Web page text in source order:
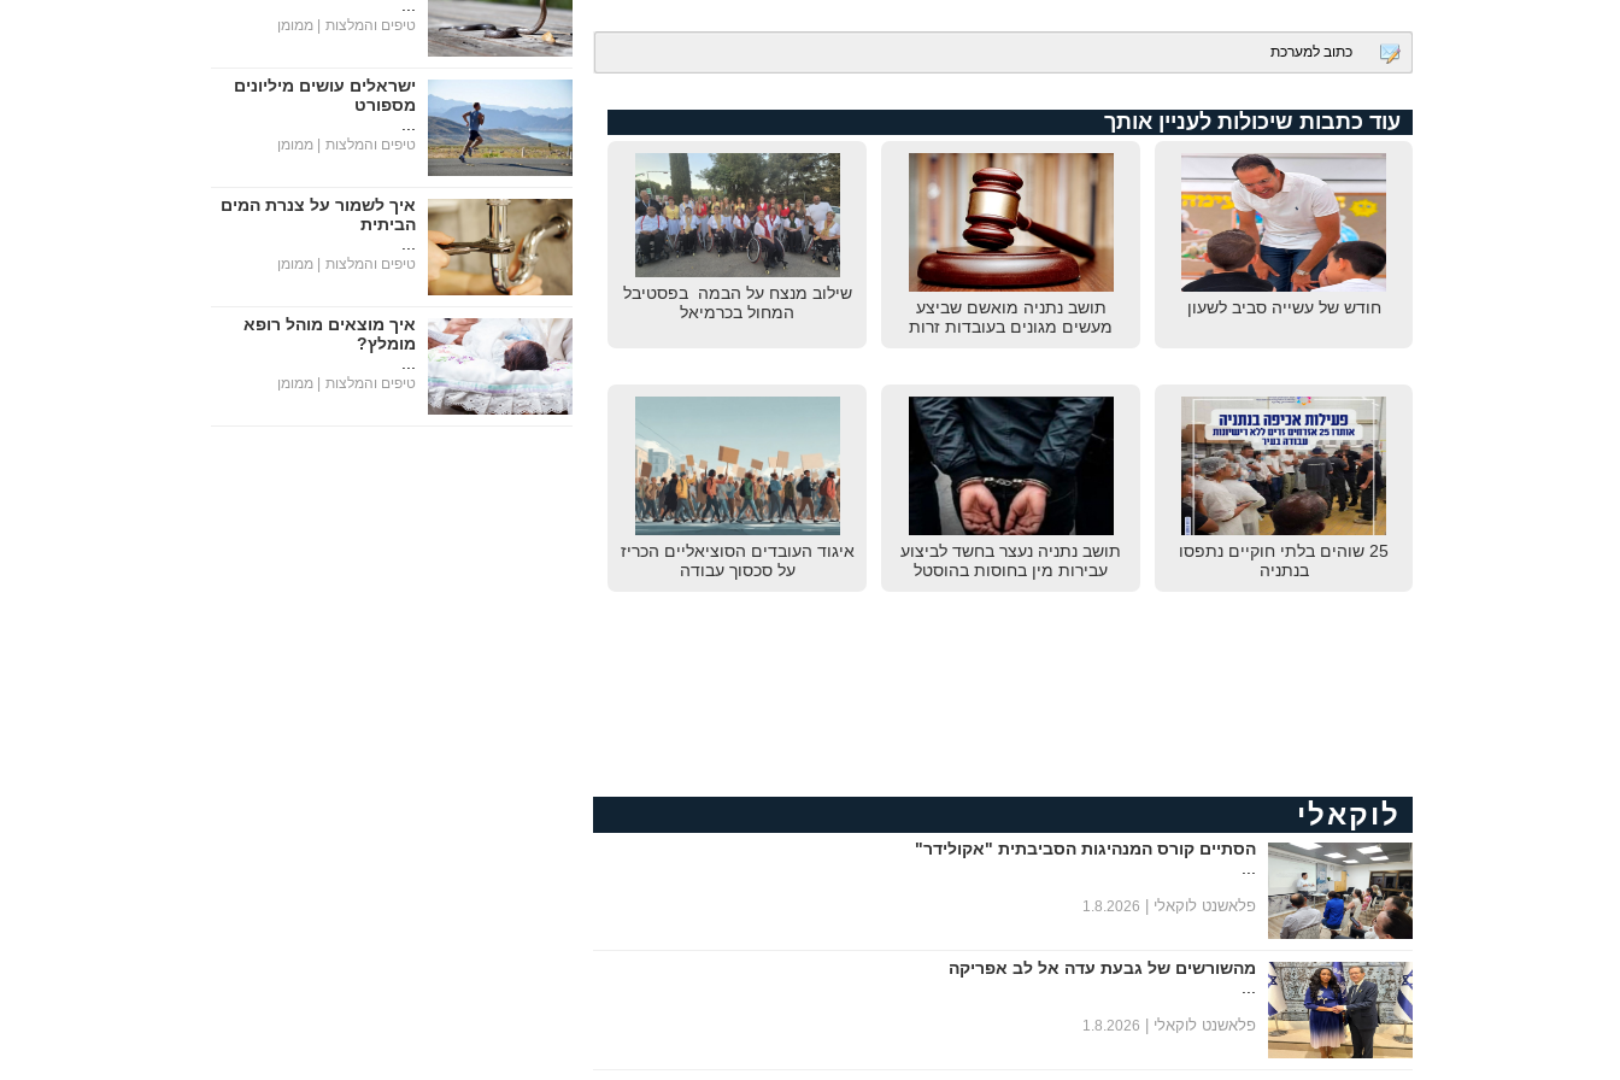
כתוב למערכת
עוד כתבות שיכולות לעניין אותך
חודש של עשייה סביב לשעון
תושב נתניה מואשם שביצע
מעשים מגונים בעובדות זרות
שילוב מנצח על הבמה בפסטיבל
המחול בכרמיאל
25 שוהים בלתי חוקיים נתפסו
בנתניה
תושב נתניה נעצר בחשד לביצוע
עבירות מין בחוסות בהוסטל
איגוד העובדים הסוציאליים הכריז
על סכסוך עבודה
לוקאלי
הסתיים קורס המנהיגות הסביבתית "אקולידר"
פלאשנט לוקאלי | 1.8.2026
מהשורשים של גבעת עדה אל לב אפריקה
פלאשנט לוקאלי | 1.8.2026
טיפים והמלצות | ממומן
ישראלים עושים מיליונים
מספורט
טיפים והמלצות | ממומן
איך לשמור על צנרת המים
הביתית
טיפים והמלצות | ממומן
איך מוצאים מוהל רופא
מומלץ?
טיפים והמלצות | ממומן